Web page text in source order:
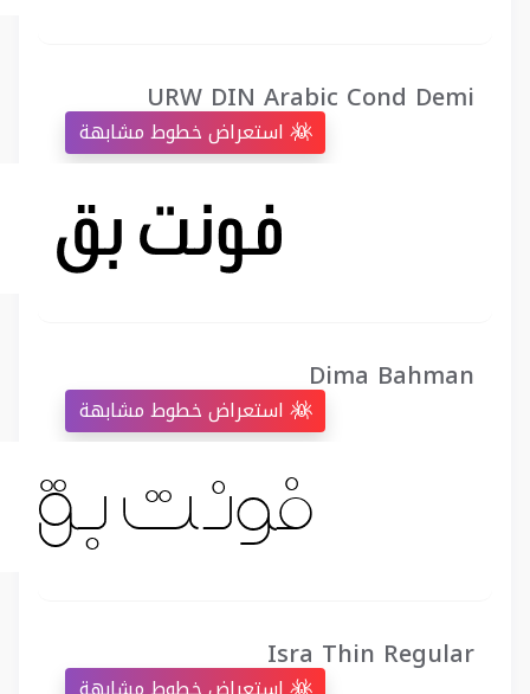
URW DIN Arabic Cond Demi
Dima Bahman
Isra Thin Regular